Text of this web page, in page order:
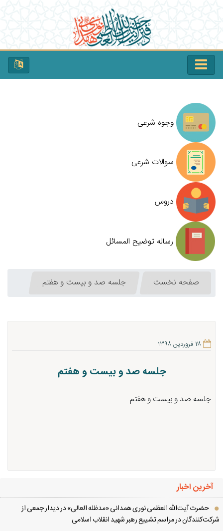
وجوه شرعی
سوالات شرعی
دروس
رساله توضیح المسائل
صفحه نخست جلسه صد و بیست و هفتم
۲۸ فروردین ۱۳۹۸
جلسه صد و بیست و هفتم
جلسه صد و بیست و هفتم
آخرین اخبار
حضرت آیت‌الله العظمی نوری همدانی «مدظله العالی» در دیدار جمعی از
در مراسم تشییع رهبر شهید انقلاب اسلامی